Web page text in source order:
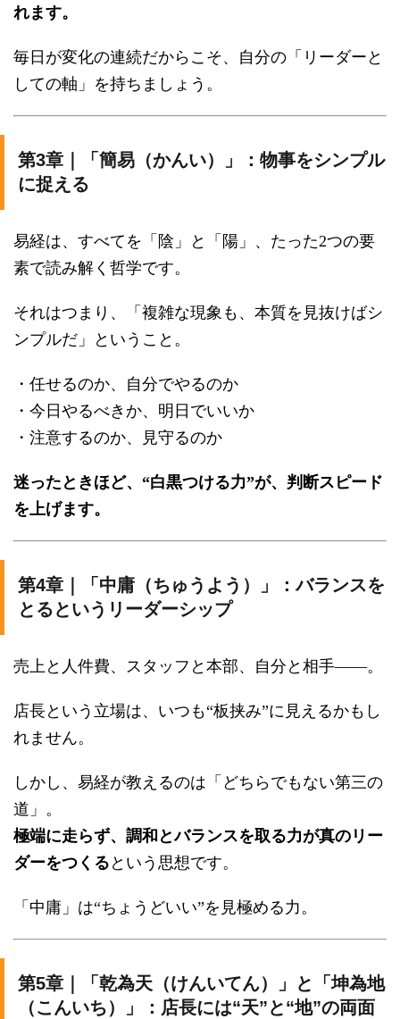
れます。
毎日が変化の連続だからこそ、自分の「リーダーと
しての軸」を持ちましょう。
第3章｜「簡易（かんい）」：物事をシンプル
に捉える
易経は、すべてを「陰」と「陽」、たった2つの要
素で読み解く哲学です。
それはつまり、「複雑な現象も、本質を見抜けばシ
ンプルだ」ということ。
・任せるのか、自分でやるのか
・今日やるべきか、明日でいいか
・注意するのか、見守るのか
迷ったときほど、“白黒つける力”が、判断スピード
を上げます。
第4章｜「中庸（ちゅうよう）」：バランスを
とるというリーダーシップ
売上と人件費、スタッフと本部、自分と相手——。
店長という立場は、いつも“板挟み”に見えるかもし
れません。
しかし、易経が教えるのは「どちらでもない第三の
道」。
極端に走らず、調和とバランスを取る力が真のリー
ダーをつくる という思想です。
「中庸」は“ちょうどいい”を見極める力。
第5章｜「乾為天（けんいてん）」と「坤為地
（こんいち）」：店長には“天”と“地”の両面